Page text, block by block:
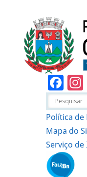
Política de
Mapa do
Serviço